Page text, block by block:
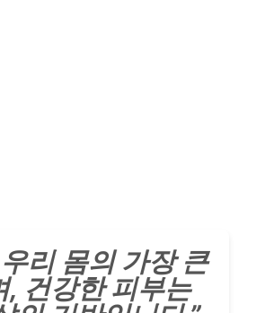
리 몸의 가장 큰
, 건강한 피부는